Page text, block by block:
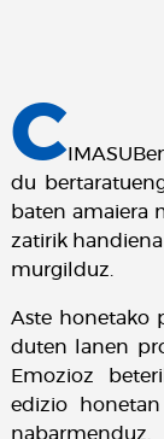
C
du
baten amaiera
zatirik
murgilduz.
Aste honetako
duten lanen
Emozioz
edizio